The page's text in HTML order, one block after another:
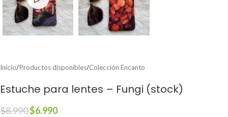
Inicio/Productos disponibles/Colección Encanto
Estuche para lentes – Fungi (stock)
$8.990$6.990